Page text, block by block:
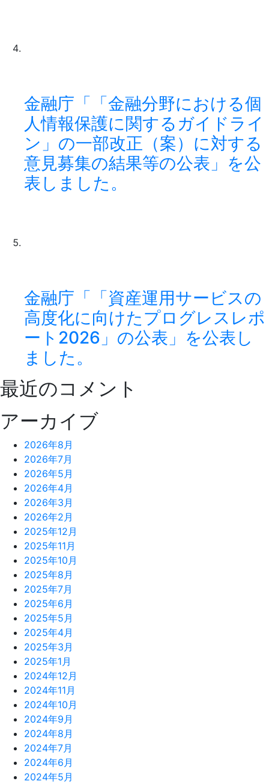
金融庁「「金融分野における個
人情報保護に関するガイドライ
ン」の一部改正（案）に対する
意見募集の結果等の公表」を公
表しました。
金融庁「「資産運用サービスの
高度化に向けたプログレスレポ
ート2026」の公表」を公表し
ました。
最近のコメント
アーカイブ
2026年8月
2026年7月
2026年5月
2026年4月
2026年3月
2026年2月
2025年12月
2025年11月
2025年10月
2025年8月
2025年7月
2025年6月
2025年5月
2025年4月
2025年3月
2025年1月
2024年12月
2024年11月
2024年10月
2024年9月
2024年8月
2024年7月
2024年6月
2024年5月